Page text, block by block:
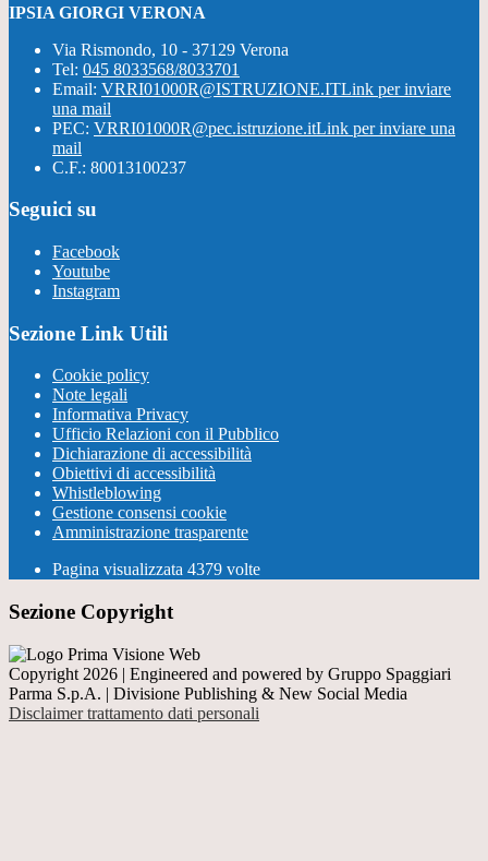
IPSIA GIORGI VERONA
Via Rismondo, 10 - 37129 Verona
Tel: 045 8033568/8033701
Email: VRRI01000R@ISTRUZIONE.ITLink per inviare
una mail
PEC: VRRI01000R@pec.istruzione.itLink per inviare una
mail
C.F.: 80013100237
Seguici su
Facebook
Youtube
Instagram
Sezione Link Utili
Cookie policy
Note legali
Informativa Privacy
Ufficio Relazioni con il Pubblico
Dichiarazione di accessibilità
Obiettivi di accessibilità
Whistleblowing
Gestione consensi cookie
Amministrazione trasparente
Pagina visualizzata 4379 volte
Sezione Copyright
Copyright 2026 | Engineered and powered by Gruppo Spaggiari
Parma S.p.A. | Divisione Publishing & New Social Media
Disclaimer trattamento dati personali